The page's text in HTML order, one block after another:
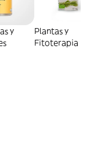
y
Plantas y
Fitoterapia